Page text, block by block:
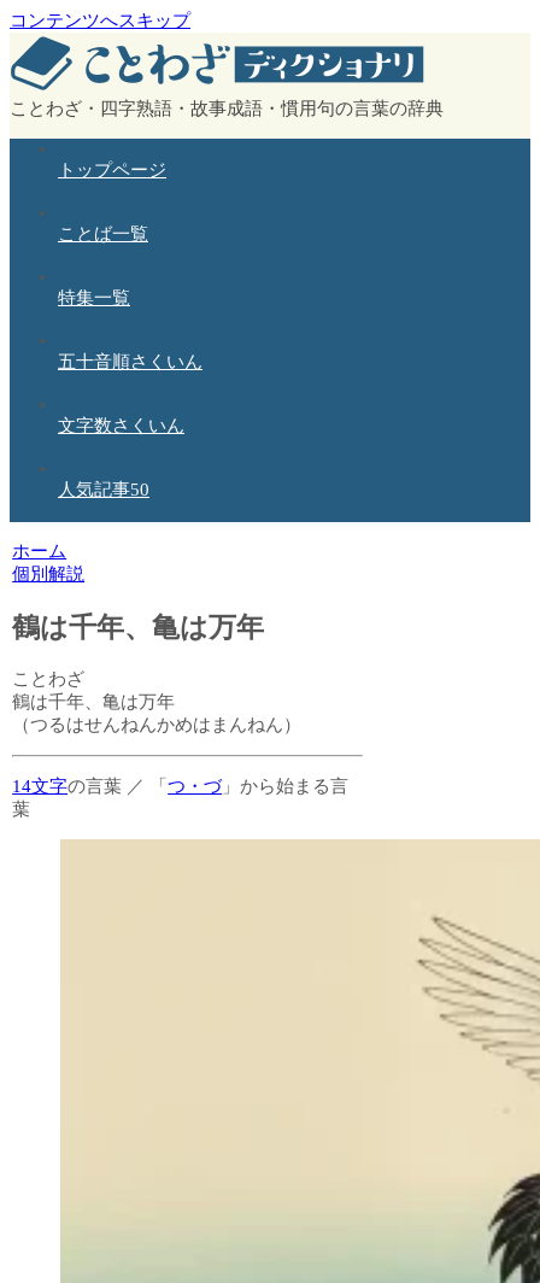
コンテンツへスキップ
ことわざ・四字熟語・故事成語・慣用句の言葉の辞典
トップページ
ことば一覧
特集一覧
五十音順さくいん
文字数さくいん
人気記事50
ホーム
個別解説
鶴は千年、亀は万年
ことわざ
鶴は千年、亀は万年
（つるはせんねんかめはまんねん）
14文字の言葉 ／ 「つ・づ」から始まる言
葉